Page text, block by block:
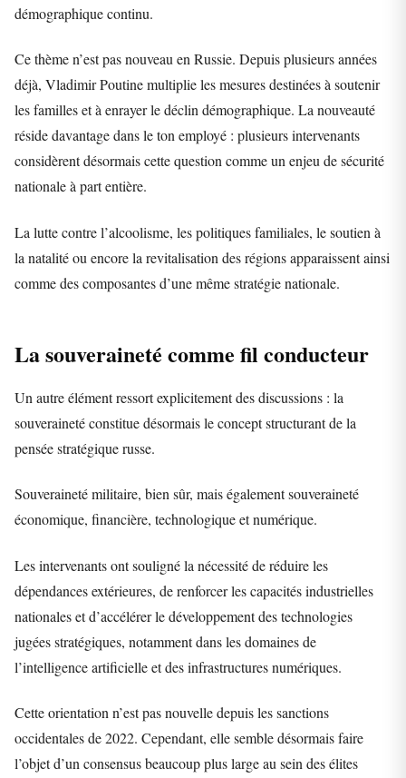
démographique continu.
Ce thème n’est pas nouveau en Russie. Depuis plusieurs années
déjà, Vladimir Poutine multiplie les mesures destinées à soutenir
les familles et à enrayer le déclin démographique. La nouveauté
réside davantage dans le ton employé : plusieurs intervenants
considèrent désormais cette question comme un enjeu de sécurité
nationale à part entière.
La lutte contre l’alcoolisme, les politiques familiales, le soutien à
la natalité ou encore la revitalisation des régions apparaissent ainsi
comme des composantes d’une même stratégie nationale.
La souveraineté comme fil conducteur
Un autre élément ressort explicitement des discussions : la
souveraineté constitue désormais le concept structurant de la
pensée stratégique russe.
Souveraineté militaire, bien sûr, mais également souveraineté
économique, financière, technologique et numérique.
Les intervenants ont souligné la nécessité de réduire les
dépendances extérieures, de renforcer les capacités industrielles
nationales et d’accélérer le développement des technologies
jugées stratégiques, notamment dans les domaines de
l’intelligence artificielle et des infrastructures numériques.
Cette orientation n’est pas nouvelle depuis les sanctions
occidentales de 2022. Cependant, elle semble désormais faire
l’objet d’un consensus beaucoup plus large au sein des élites